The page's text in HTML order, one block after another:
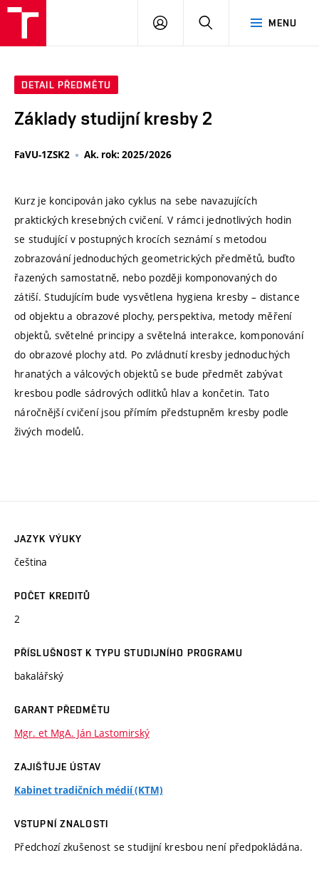
MENU
PŘIHLÁSIT
DETAIL PŘEDMĚTU
Základy studijní kresby 2
FaVU-1ZSK2 Ak. rok: 2025/2026
Kurz je koncipován jako cyklus na sebe navazujících
praktických kresebných cvičení. V rámci jednotlivých hodin
se studující v postupných krocích seznámí s metodou
zobrazování jednoduchých geometrických předmětů, buďto
řazených samostatně, nebo později komponovaných do
zátiší. Studujícím bude vysvětlena hygiena kresby – distance
od objektu a obrazové plochy, perspektiva, metody měření
objektů, světelné principy a světelná interakce, komponování
do obrazové plochy atd. Po zvládnutí kresby jednoduchých
hranatých a válcových objektů se bude předmět zabývat
kresbou podle sádrových odlitků hlav a končetin. Tato
náročnější cvičení jsou přímím předstupněm kresby podle
živých modelů.
JAZYK VÝUKY
čeština
POČET KREDITŮ
2
PŘÍSLUŠNOST K TYPU STUDIJNÍHO PROGRAMU
bakalářský
GARANT PŘEDMĚTU
Mgr. et MgA. Ján Lastomirský
ZAJIŠŤUJE ÚSTAV
Kabinet tradičních médií (KTM)
VSTUPNÍ ZNALOSTI
Předchozí zkušenost se studijní kresbou není předpokládána.